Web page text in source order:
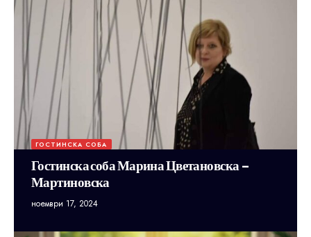
ГОСТИНСКА СОБА
Гостинска соба Марина Цветановска –
Мартиновска
ноември 17, 2024